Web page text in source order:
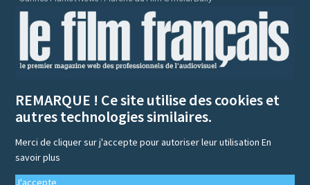
REMARQUE ! Ce site utilise des cookies et
autres technologies similaires.
Merci de cliquer sur j'accepte pour autoriser leur utilisationEn
savoir plus
J'accepte